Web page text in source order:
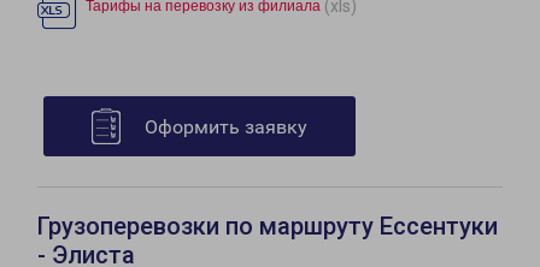
Тарифы на перевозку из филиала (xls)
Оформить заявку
Грузоперевозки по маршруту Ессентуки
- Элиста